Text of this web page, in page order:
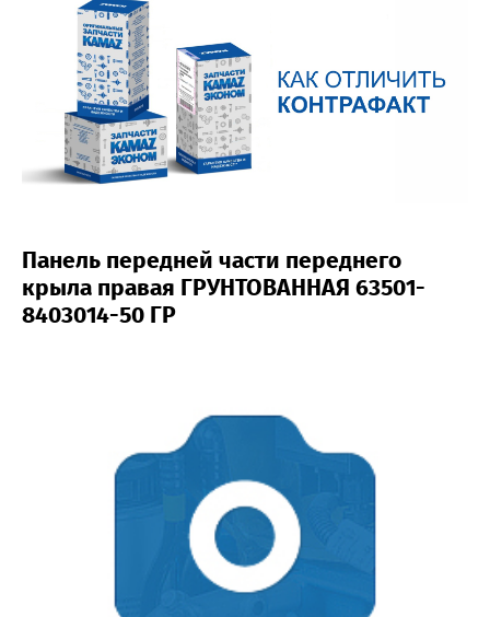
Панель передней части переднего
крыла правая ГРУНТОВАННАЯ 63501-
8403014-50 ГР